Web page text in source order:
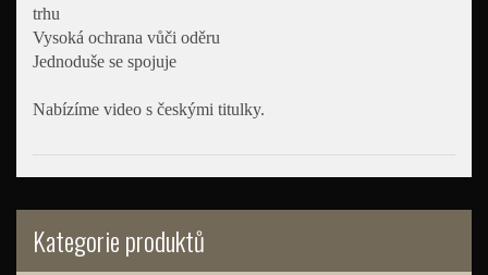
Kategorie produktů
trhu
Vysoká ochrana vůči oděru
Jednoduše se spojuje
Nabízíme video s českými titulky.